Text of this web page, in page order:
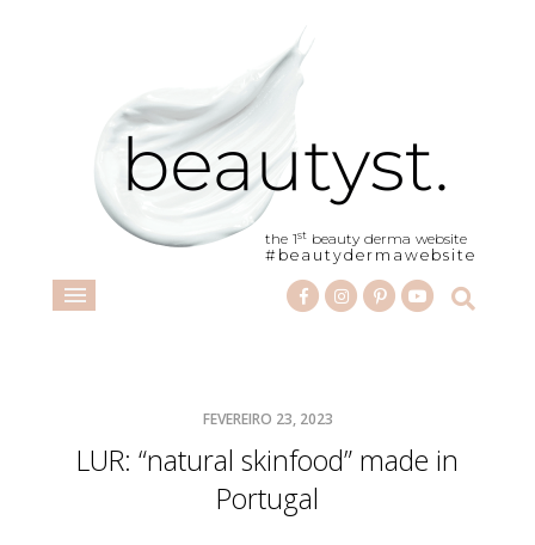
the 1st beauty derma website
#beautydermawebsite
FEVEREIRO 23, 2023
LUR: “natural skinfood” made in
Portugal